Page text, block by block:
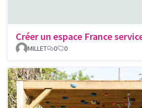
Créer un espace France
MILLET 0 0